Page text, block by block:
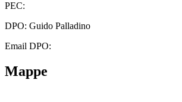
PEC:
DPO: Guido Palladino
Email DPO:
Mappe